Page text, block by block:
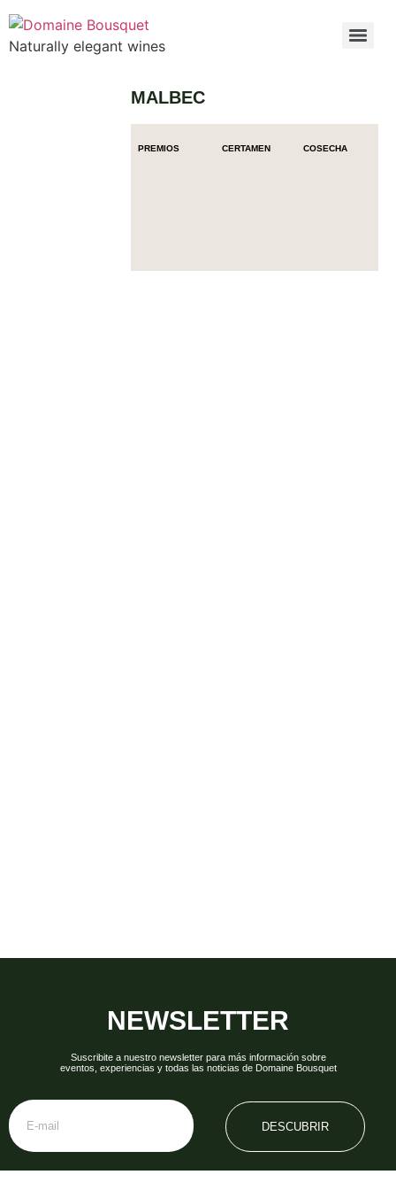
Naturally elegant wines
MALBEC
PREMIOS CERTAMEN COSECHA
NEWSLETTER
Suscribite a nuestro newsletter para más información sobre
eventos, experiencias y todas las noticias de Domaine Bousquet
DESCUBRIR